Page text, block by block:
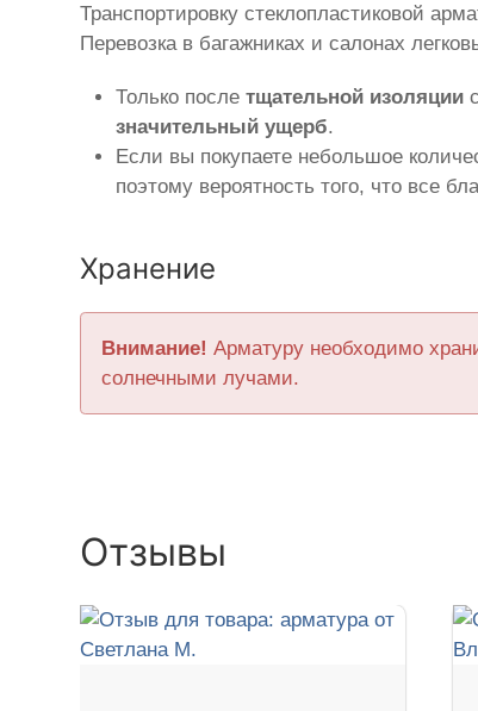
Транспортировку стеклопластиковой
Перевозка в багажниках и салонах
Только послетщательной изоляции
значительный ущерб.
Если вы покупаете небольшое
поэтому вероятность того, что все
Хранение
Внимание! Арматуру необходимо
солнечными лучами.
Отзывы